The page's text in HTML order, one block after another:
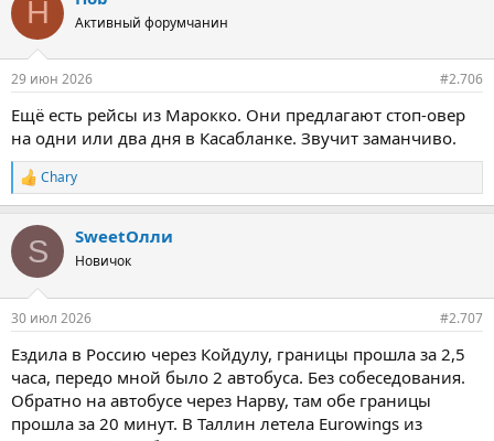
i
s
H Активный форумчанин
29 июн 2026 #2.706
Ещё есть рейсы из Марокко. Они предлагают стоп-овер
на одни или два дня в Касабланке. Звучит заманчиво.
R
e
c
i
s
Chary
S SweetОлли
Новичок
30 июл 2026 #2.707
Ездила в Россию через Койдулу, границы прошла за 2,5
часа, передо мной было 2 автобуса. Без собеседования.
Обратно на автобусе через Нарву, там обе границы
прошла за 20 минут. В Таллин летела Eurowings из